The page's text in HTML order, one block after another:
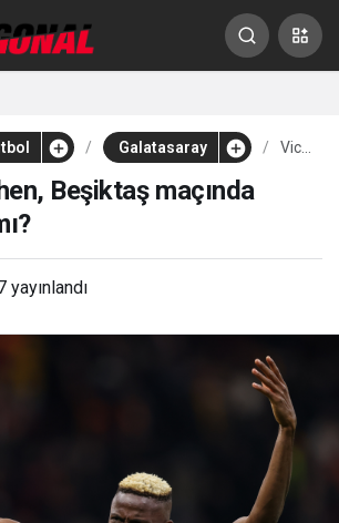
Galatasaray
Victor
Beşiktaş maçında
yayınlandı
ile 0 Paylaş